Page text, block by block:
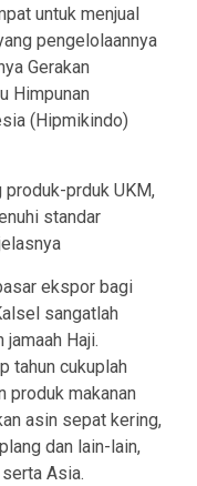
untuk menjual
pengelolaannya
Gerakan
Himpunan
(Hipmikindo)
produk-prduk UKM,
standar
ekspor bagi
sangatlah
Haji.
tahun cukuplah
produk makanan
asin sepat kering,
dan lain-lain,
Asia.